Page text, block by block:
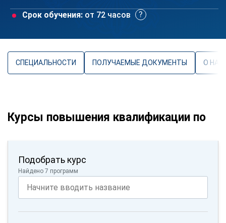
Срок обучения: от 72 часов
СПЕЦИАЛЬНОСТИ ПОЛУЧАЕМЫЕ ДОКУМЕНТЫ О
Курсы повышения квалификации по
Подобрать курс
Найдено 7 программ